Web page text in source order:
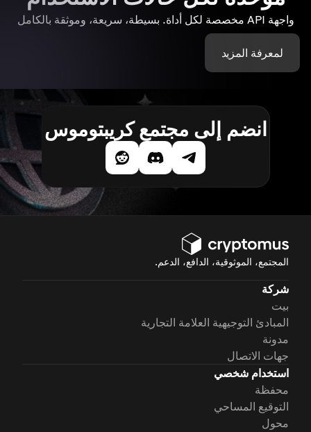
واجهة API مخصصة لكل أداة. بسيطة، سريعة، وموثقة بالكامل
لمعرفة المزيد
انضم إلى مجتمع كريبتوموس
المجتمع، الموثوقية، الدافع، الدعم.
شركة
بيت
المبادئ التوجيهية العلامة التجارية
مدونة
جهات الاتصال
استخدام شخصي
محفظة
التوقيع المساحي
محول